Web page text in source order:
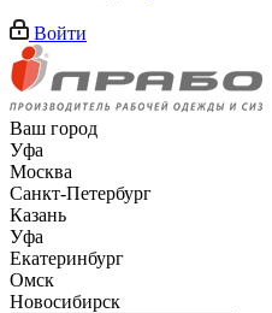
Войти
Ваш город
Уфа
Москва
Санкт-Петербург
Казань
Уфа
Екатеринбург
Омск
Новосибирск